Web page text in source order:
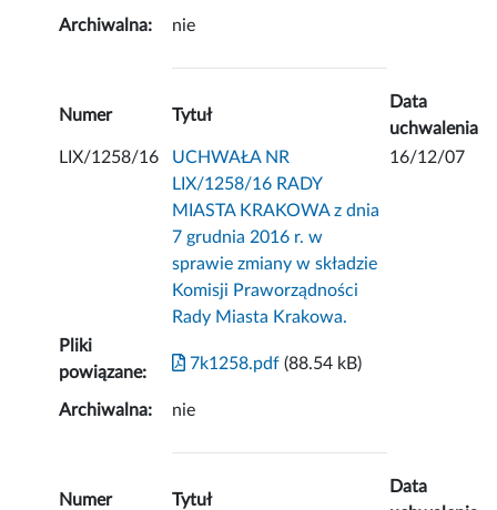
Archiwalna: nie
Numer Tytuł
Data
uchwalenia
LIX/1258/16
UCHWAŁA NR
LIX/1258/16 RADY
MIASTA KRAKOWA z dnia
7 grudnia 2016 r. w
sprawie zmiany w składzie
Komisji Praworządności
Rady Miasta Krakowa.
16/12/07
Pliki
powiązane:
7k1258.pdf (88.54 kB)
Archiwalna: nie
Numer Tytuł
Data